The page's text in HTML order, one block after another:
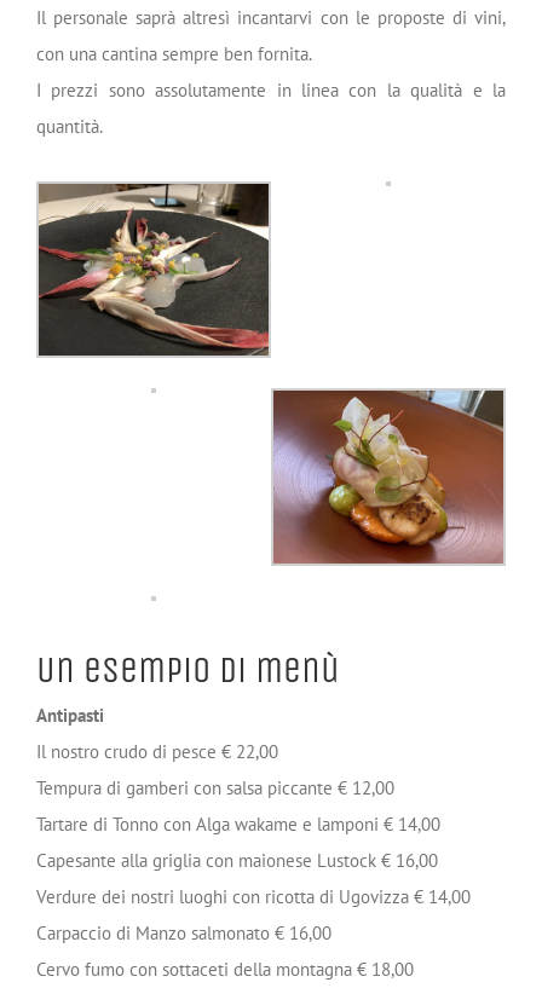
Il personale saprà altresì incantarvi con le proposte di vini,
con una cantina sempre ben fornita.
I prezzi sono assolutamente in linea con la qualità e la
quantità.
Un esempio di menù
Antipasti
Il nostro crudo di pesce € 22,00
Tempura di gamberi con salsa piccante € 12,00
Tartare di Tonno con Alga wakame e lamponi € 14,00
Capesante alla griglia con maionese Lustock € 16,00
Verdure dei nostri luoghi con ricotta di Ugovizza € 14,00
Carpaccio di Manzo salmonato € 16,00
Cervo fumo con sottaceti della montagna € 18,00